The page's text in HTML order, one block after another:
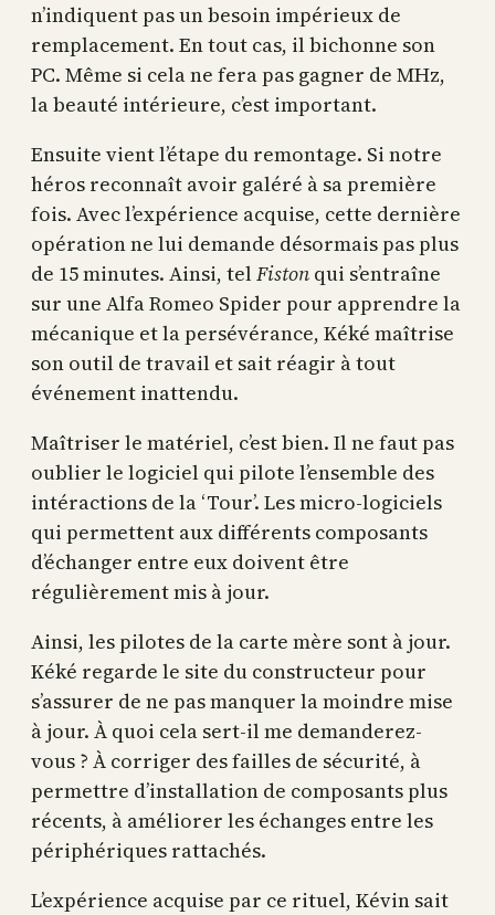
n’indiquent pas un besoin impérieux de
remplacement. En tout cas, il bichonne son
PC. Même si cela ne fera pas gagner de MHz,
la beauté intérieure, c’est important.
Ensuite vient l’étape du remontage. Si notre
héros reconnaît avoir galéré à sa première
fois. Avec l’expérience acquise, cette dernière
opération ne lui demande désormais pas plus
de 15 minutes. Ainsi, telFiston qui s’entraîne
sur une Alfa Romeo Spider pour apprendre la
mécanique et la persévérance, Kéké maîtrise
son outil de travail et sait réagir à tout
événement inattendu.
Maîtriser le matériel, c’est bien. Il ne faut pas
oublier le logiciel qui pilote l’ensemble des
intéractions de la ‘Tour’. Les micro-logiciels
qui permettent aux différents composants
d’échanger entre eux doivent être
régulièrement mis à jour.
Ainsi, les pilotes de la carte mère sont à jour.
Kéké regarde le site du constructeur pour
s’assurer de ne pas manquer la moindre mise
à jour. À quoi cela sert-il me demanderez-
vous ? À corriger des failles de sécurité, à
permettre d’installation de composants plus
récents, à améliorer les échanges entre les
périphériques rattachés.
L’expérience acquise par ce rituel, Kévin sait